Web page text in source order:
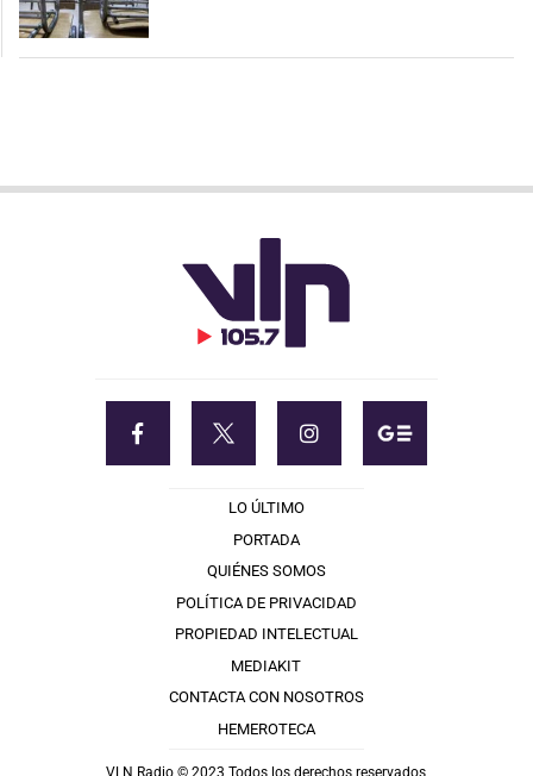
LO ÚLTIMO
PORTADA
QUIÉNES SOMOS
POLÍTICA DE PRIVACIDAD
PROPIEDAD INTELECTUAL
MEDIAKIT
CONTACTA CON NOSOTROS
HEMEROTECA